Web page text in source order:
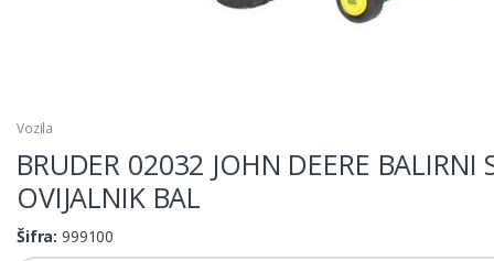
Vozila
BRUDER 02032 JOHN DEERE BALIRNI
OVIJALNIK BAL
Šifra: 999100